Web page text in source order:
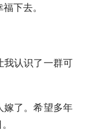
下去。
我认识了一群可
了。希望多年